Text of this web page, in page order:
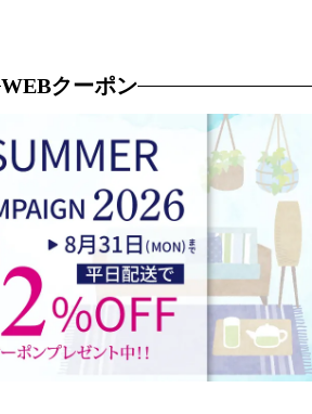
WEBクーポン